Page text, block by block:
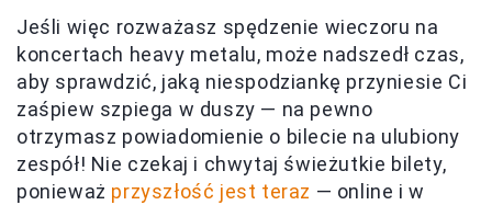
Jeśli więc rozważasz spędzenie wieczoru na
koncertach heavy metalu, może nadszedł czas,
aby sprawdzić, jaką niespodziankę przyniesie Ci
zaśpiew szpiega w duszy — na pewno
otrzymasz powiadomienie o bilecie na ulubiony
zespół! Nie czekaj i chwytaj świeżutkie bilety,
ponieważ przyszłość jest teraz — online i w